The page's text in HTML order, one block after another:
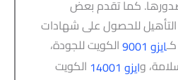
كما تقدم بعض
التأهيل للحصول على شهادات
ايزو 9001
الكويت للجودة،
وايزو 14001
الكويت